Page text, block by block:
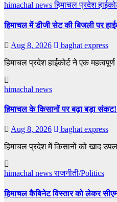
himachal newsहिमाचल प्रदेश
हिमाचल में डीजी सेट की बिजली पर
Aug 8, 2026
baghat express
हिमाचल प्रदेश हाईकोर्ट ने एक
himachal news
हिमाचल के किसानों पर बढ़ा बड़ा
Aug 8, 2026
baghat express
हिमाचल प्रदेश में किसानों को खाद
himachal newsराजनीती/Politics
हिमाचल कैबिनेट विस्तार को लेकर